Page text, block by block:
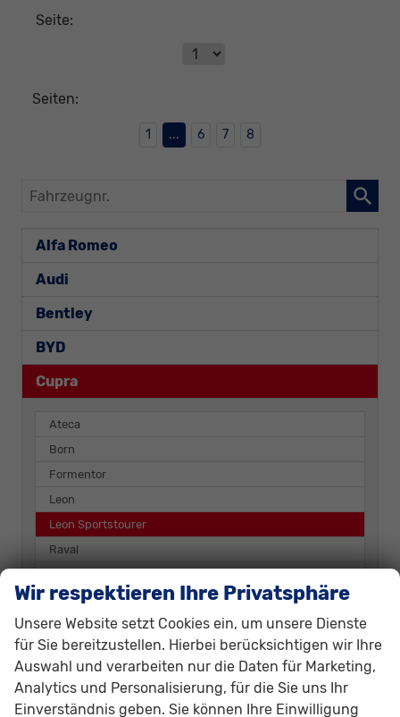
Seite:
Seiten:
1 ... 6 7 8
Fahrzeugnr.
Alfa Romeo
Audi
Bentley
BYD
Cupra
Ateca
Born
Formentor
Leon
Leon Sportstourer
Raval
Dacia
Fiat
Ford
Wir respektieren Ihre Privatsphäre
Unsere Website setzt Cookies ein, um unsere Dienste
für Sie bereitzustellen. Hierbei berücksichtigen wir Ihre
Auswahl und verarbeiten nur die Daten für Marketing,
Analytics und Personalisierung, für die Sie uns Ihr
Einverständnis geben. Sie können Ihre Einwilligung